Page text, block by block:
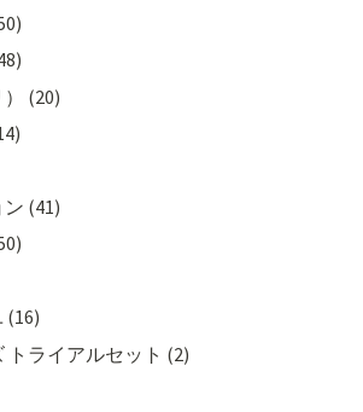
(20)
(41)
(16)
トライアルセット (2)